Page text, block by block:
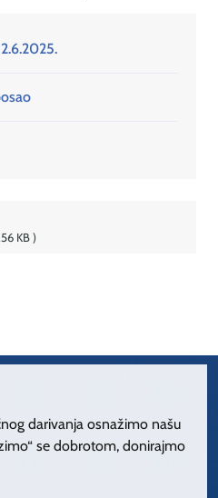
KB
darivanja osnažimo našu
se dobrotom, donirajmo